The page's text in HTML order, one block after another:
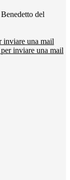
del
inviare una mail
inviare una mail